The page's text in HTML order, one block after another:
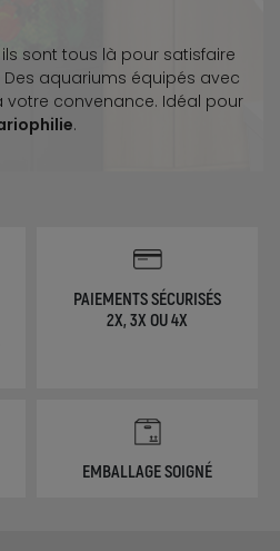
ils sont tous là pour satisfaire
aquariums équipés avec
convenance. Idéal pour
.
PAIEMENTS SÉCURISÉS
2X, 3X OU 4X
EMBALLAGE SOIGNÉ